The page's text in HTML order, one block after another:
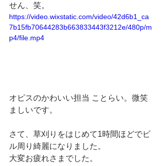
せん、笑。
https://video.wixstatic.com/video/42d6b1_ca
7b15fb70644283b663833443f3212e/480p/m
p4/file.mp4
オピスのかわいい担当 ことらい。微笑
ましいです。
さて、草刈りをはじめて1時間ほどでビ
ル周り綺麗になりました。
大変お疲れさまでした。